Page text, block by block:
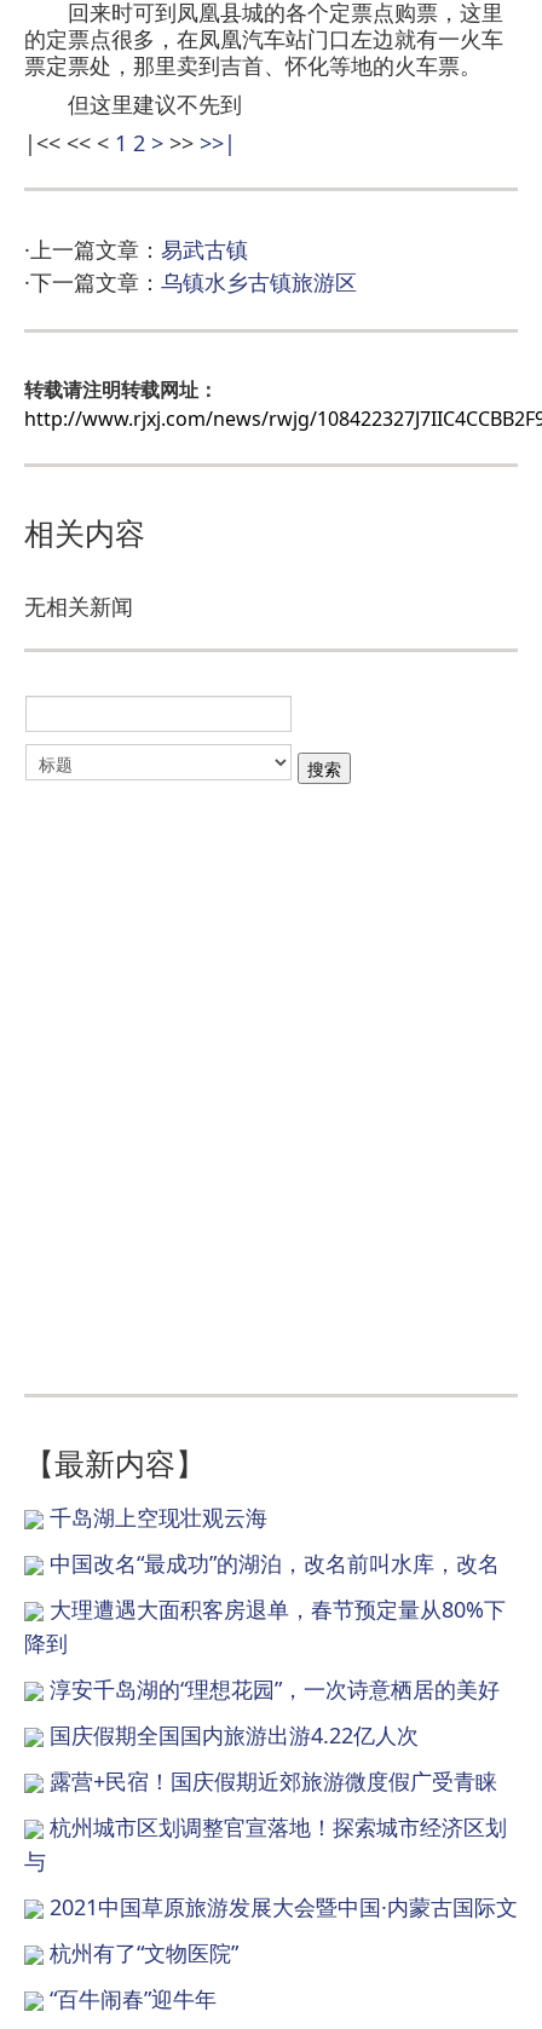
回来时可到凤凰县城的各个定票点购票，这里
的定票点很多，在凤凰汽车站门口左边就有一火车
票定票处，那里卖到吉首、怀化等地的火车票。
但这里建议不先到
|<< << < 1 2 > >> >>|
·上一篇文章： 易武古镇
·下一篇文章： 乌镇水乡古镇旅游区
转载请注明转载网址：
http://www.rjxj.com/news/rwjg/
相关内容
无相关新闻
【最新内容】
千岛湖上空现壮观云海
中国改名“最成功”的湖泊，改名前叫水库，改名
大理遭遇大面积客房退单，春节预定量从80%下
降到
淳安千岛湖的“理想花园”，一次诗意栖居的美好
国庆假期全国国内旅游出游4.22亿人次
露营+民宿！国庆假期近郊旅游微度假广受青睐
杭州城市区划调整官宣落地！探索城市经济区划
与
2021中国草原旅游发展大会暨中国·内蒙古国际文
杭州有了“文物医院”
“百牛闹春”迎牛年